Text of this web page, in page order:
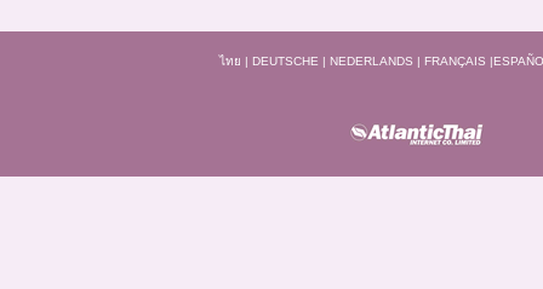
ไทย | DEUTSCHE | NEDERLANDS | FRANÇAIS |